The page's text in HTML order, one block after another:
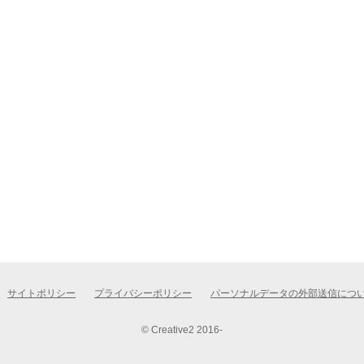
サイトポリシー プライバシーポリシー パーソナルデータの外部送信につ
© Creative2 2016-